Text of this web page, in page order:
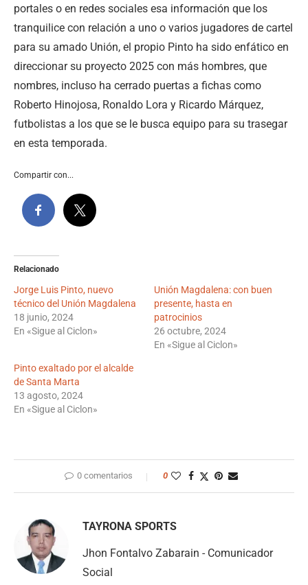
portales o en redes sociales esa información que los
tranquilice con relación a uno o varios jugadores de cartel
para su amado Unión, el propio Pinto ha sido enfático en
direccionar su proyecto 2025 con más hombres, que
nombres, incluso ha cerrado puertas a fichas como
Roberto Hinojosa, Ronaldo Lora y Ricardo Márquez,
futbolistas a los que se le busca equipo para su trasegar
en esta temporada.
Compartir con...
Relacionado
Jorge Luis Pinto, nuevo
técnico del Unión Magdalena
18 junio, 2024
En «Sigue al Ciclon»
Unión Magdalena: con buen
presente, hasta en
patrocinios
26 octubre, 2024
En «Sigue al Ciclon»
Pinto exaltado por el alcalde
de Santa Marta
13 agosto, 2024
En «Sigue al Ciclon»
0 comentarios 0
TAYRONA SPORTS
Jhon Fontalvo Zabarain - Comunicador
Social